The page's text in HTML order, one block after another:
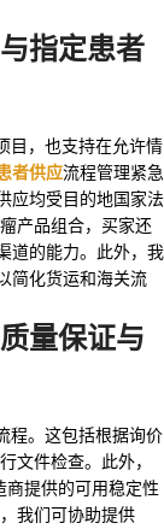
指定患者
目，也支持在允许情
者供应流程管理紧急
应均受目的地国家法
产品组合，买家还
道的能力。此外，我
简化货运和海关流
量保证与
程。这包括根据询价
文件检查。此外，
提供的可用稳定性
我们可协助提供